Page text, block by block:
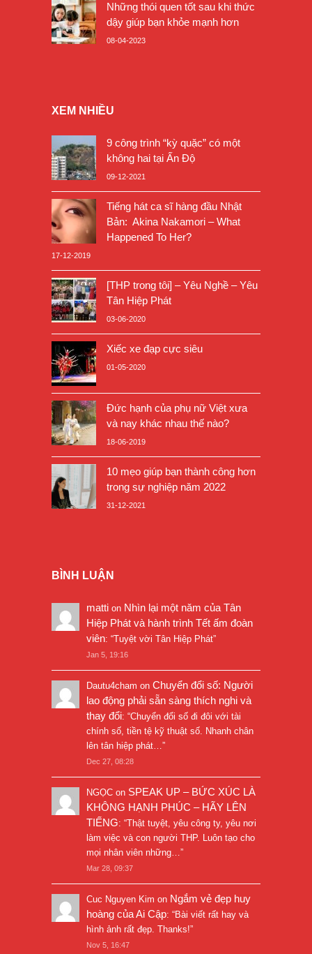
Những thói quen tốt sau khi thức
dậy giúp bạn khỏe mạnh hơn
08-04-2023
XEM NHIỀU
9 công trình “kỳ quặc” có một
không hai tại Ấn Độ
09-12-2021
Tiếng hát ca sĩ hàng đầu Nhật
Bản: Akina Nakamori – What
Happened To Her?
17-12-2019
[THP trong tôi] – Yêu Nghề – Yêu
Tân Hiệp Phát
03-06-2020
Xiếc xe đạp cực siêu
01-05-2020
Đức hạnh của phụ nữ Việt xưa
và nay khác nhau thế nào?
18-06-2019
10 mẹo giúp bạn thành công hơn
trong sự nghiệp năm 2022
31-12-2021
BÌNH LUẬN
matti on Nhìn lại một năm của Tân
Hiệp Phát và hành trình Tết ấm đoàn
viên: “Tuyệt vời Tân Hiệp Phát”
Jan 5, 19:16
Dautu4cham on Chuyển đổi số: Người
lao động phải sẵn sàng thích nghi và
thay đổi: “Chuyển đổi số đi đôi với tài
chính số, tiền tệ kỹ thuật số. Nhanh chân
lên tân hiệp phát…”
Dec 27, 08:28
NGỌC on SPEAK UP – BỨC XÚC LÀ
KHÔNG HẠNH PHÚC – HÃY LÊN
TIẾNG: “Thật tuyệt, yêu công ty, yêu nơi
làm việc và con người THP. Luôn tạo cho
mọi nhân viên những…”
Mar 28, 09:37
Cuc Nguyen Kim on Ngắm vẻ đẹp huy
hoàng của Ai Cập: “Bài viết rất hay và
hình ảnh rất đẹp. Thanks!”
Nov 5, 16:47